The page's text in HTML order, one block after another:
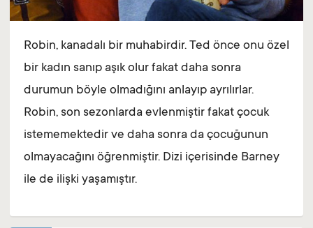
Robin, kanadalı bir muhabirdir. Ted önce onu özel
bir kadın sanıp aşık olur fakat daha sonra
durumun böyle olmadığını anlayıp ayrılırlar.
Robin, son sezonlarda evlenmiştir fakat çocuk
istememektedir ve daha sonra da çocuğunun
olmayacağını öğrenmiştir. Dizi içerisinde Barney
ile de ilişki yaşamıştır.